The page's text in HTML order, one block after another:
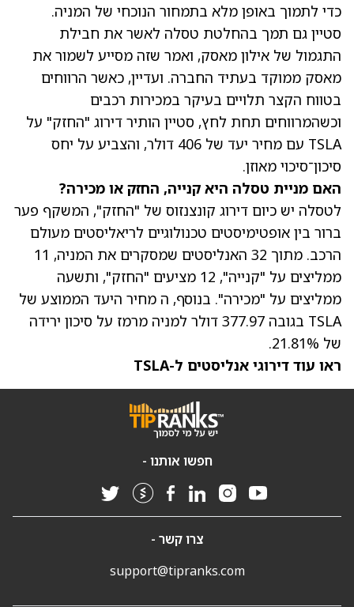
כדי לתמוך באופן מלא בתמחור הנוכחי של המניה.
סטיין גם תמך בהחלטת טסלה לאשר את חבילת
התגמול של אילון מאסק, ואמר שזה מסייע לשמור את
מאסק ממוקד בעתיד החברה. ועדיין, כאשר הרווחים
בטווח הקצר תלויים בעיקר במכירות רכבים
וכשהמרווחים תחת לחץ, סטיין הותיר דירוג "החזק" על
TSLA עם מחיר יעד של 406 דולר, והצביע על יחס
סיכון־סיכוי מאוזן.
האם מניית טסלה היא קנייה, החזק או מכירה?
לטסלה יש כיום דירוג קונצנזוס של "החזק", המשקף פער
ברור בין אופטימיסטים טכנולוגיים לריאליסטים מעולם
הרכב. מתוך 32 האנליסטים שמסקרים את המניה, 11
ממליצים על "קנייה", 12 מציעים "החזק", ותשעה
ממליצים על "מכירה". בנוסף, ה מחיר היעד הממוצע של
TSLA
בגובה 377.97 דולר למניה מרמז על סיכון ירידה
של 21.81%.
ראו עוד דירוגי אנליסטים ל-TSLA
חפשו אותנו -
צרו קשר -
support@tipranks.com